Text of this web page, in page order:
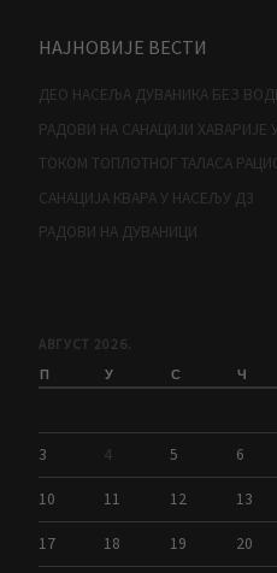
НАЈНОВИЈЕ ВЕСТИ
ДЕО НАСЕЉА ДУВАНИКА БЕЗ
РАДОВИ НА САНАЦИЈИ ХАВАРИЈЕ
ТОКОМ ТОПЛОТНОГ ТАЛАСА
САНАЦИЈА КВАРА У НАСЕЉУ Д3
РАДОВИ НА ДУВАНИЦИ
АВГУСТ 2026.
П У С Ч
3 4 5 6
10 11 12 13
17 18 19 20